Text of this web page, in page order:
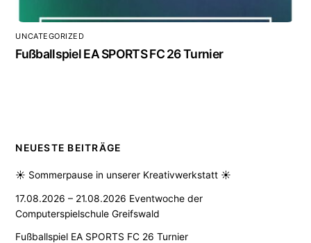
UNCATEGORIZED
Fußballspiel EA SPORTS FC 26 Turnier
NEUESTE BEITRÄGE
☀️ Sommerpause in unserer Kreativwerkstatt ☀️
17.08.2026 – 21.08.2026 Eventwoche der
Computerspielschule Greifswald
Fußballspiel EA SPORTS FC 26 Turnier